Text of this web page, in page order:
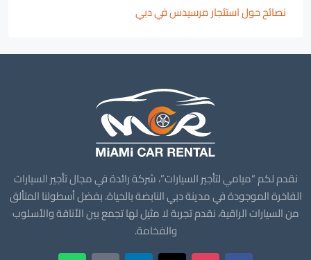
نصائح حول استئجار مرسيدس في دبي
نقدم لكم “ميامي لتأجير السيارات”، شركة رائدة في مجال تأجير السيارات
الفاخرة الموجودة في مدينة دبي النابضة بالحياة. بفضل أسطولنا المتألق
من السيارات الراقية، نقدم تجربة لا مثيل لها تجمع بين الأناقة والأسلوب
والفخامة.